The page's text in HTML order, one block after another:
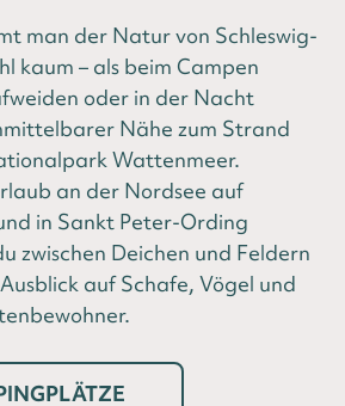
man der Natur von Schleswig-
kaum – als beim Campen
oder in der Nacht
Nähe zum Strand
Wattenmeer.
an der Nordsee auf
in Sankt Peter-Ording
zwischen Deichen und Feldern
auf Schafe, Vögel und